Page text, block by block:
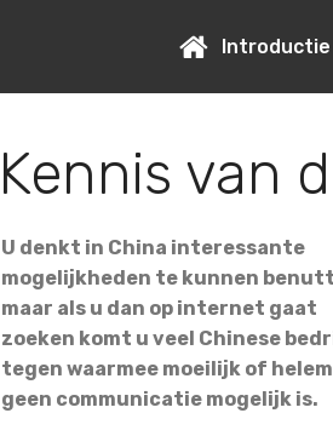
Introductie
Kennis van
U denkt in China interessante
mogelijkheden te kunnen
maar als u dan op internet gaat
zoeken komt u veel Chinese
tegen waarmee moeilijk of
geen communicatie mogelijk is.